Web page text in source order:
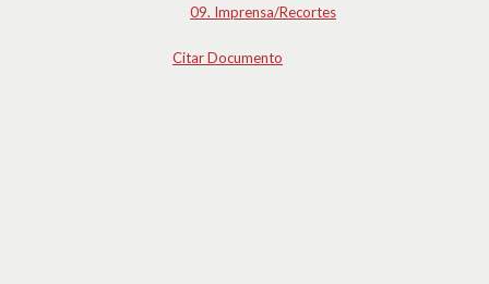
09. Imprensa/Recortes
Citar Documento